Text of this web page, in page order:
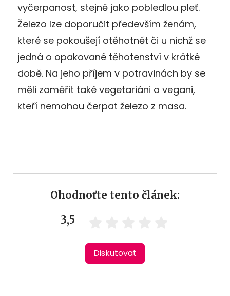
vyčerpanost, stejně jako pobledlou pleť.
Železo lze doporučit především ženám,
které se pokoušejí otěhotnět či u nichž se
jedná o opakované těhotenství v krátké
době. Na jeho příjem v potravinách by se
měli zaměřit také vegetariáni a vegani,
kteří nemohou čerpat železo z masa.
Ohodnoťte tento článek:
3,5
Diskutovat